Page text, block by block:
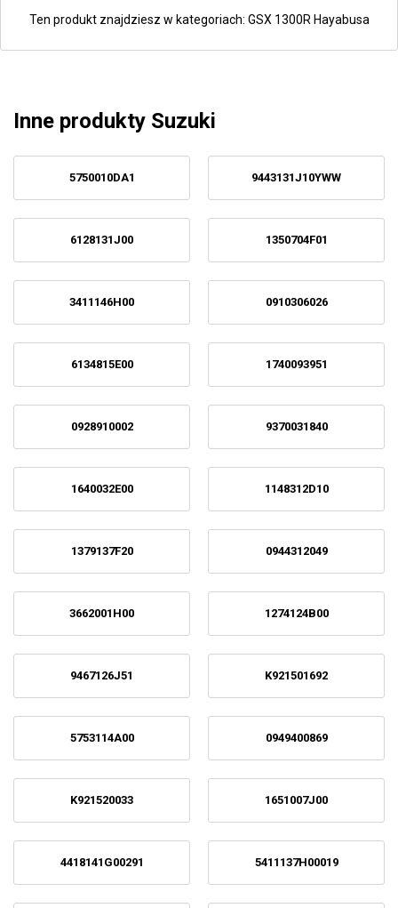
Ten produkt znajdziesz w kategoriach: GSX 1300R Hayabusa
Inne produkty Suzuki
5750010DA1 9443131J10YWW
6128131J00 1350704F01
3411146H00 0910306026
6134815E00 1740093951
0928910002 9370031840
1640032E00 1148312D10
1379137F20 0944312049
3662001H00 1274124B00
9467126J51 K921501692
5753114A00 0949400869
K921520033 1651007J00
4418141G00291 5411137H00019